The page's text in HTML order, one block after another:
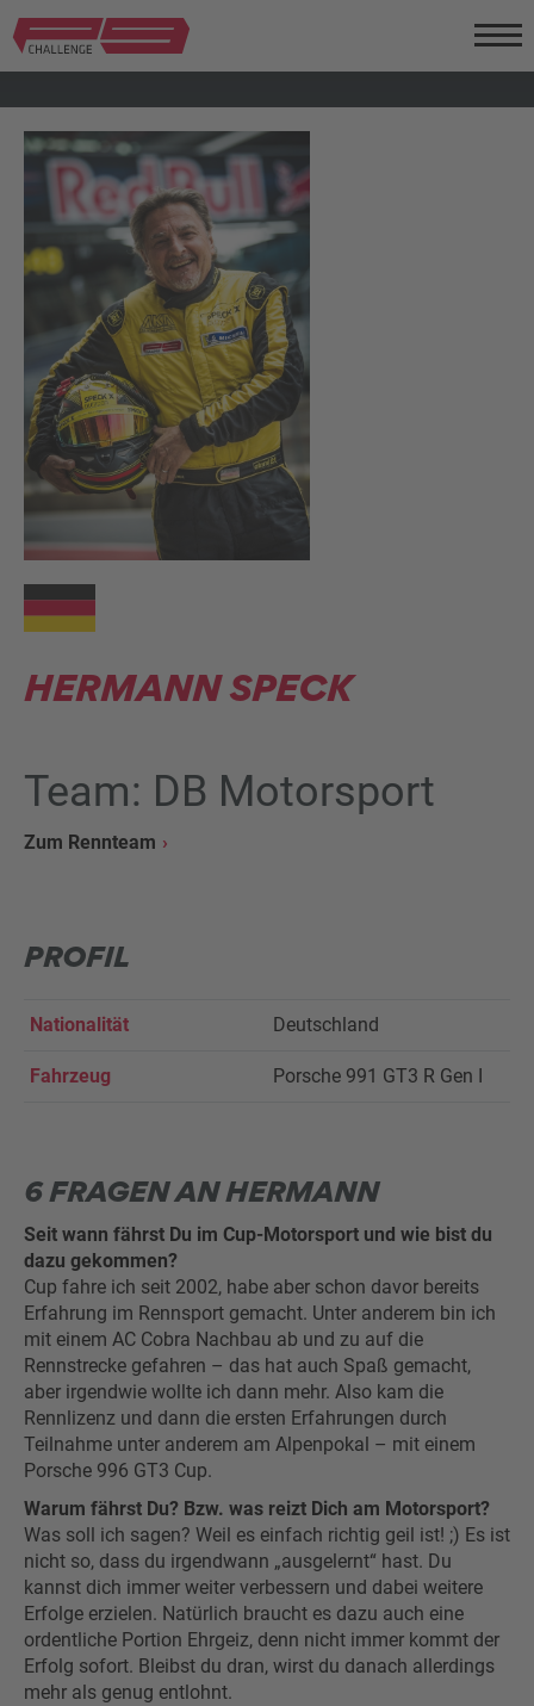
HERMANN SPECK
Team: DB Motorsport
Zum Rennteam
PROFIL
Nationalität Deutschland
Fahrzeug Porsche 991 GT3 R Gen I
6 FRAGEN AN HERMANN
Seit wann fährst Du im Cup-Motorsport und wie bist du
dazu gekommen?
Cup fahre ich seit 2002, habe aber schon davor bereits
Erfahrung im Rennsport gemacht. Unter anderem bin ich
mit einem AC Cobra Nachbau ab und zu auf die
Rennstrecke gefahren – das hat auch Spaß gemacht,
aber irgendwie wollte ich dann mehr. Also kam die
Rennlizenz und dann die ersten Erfahrungen durch
Teilnahme unter anderem am Alpenpokal – mit einem
Porsche 996 GT3 Cup.
Warum fährst Du? Bzw. was reizt Dich am Motorsport?
Was soll ich sagen? Weil es einfach richtig geil ist! ;) Es ist
nicht so, dass du irgendwann „ausgelernt“ hast. Du
kannst dich immer weiter verbessern und dabei weitere
Erfolge erzielen. Natürlich braucht es dazu auch eine
ordentliche Portion Ehrgeiz, denn nicht immer kommt der
Erfolg sofort. Bleibst du dran, wirst du danach allerdings
mehr als genug entlohnt.